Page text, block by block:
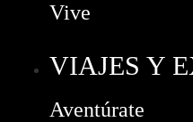
Vive
VIAJES Y
Aventúrate